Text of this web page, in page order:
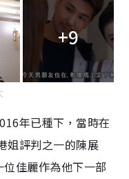
+9
年已種下，當時在
姐評判之一的陳展
佳麗作為他下一部